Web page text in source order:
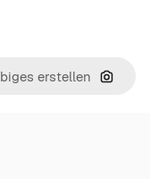
Nach